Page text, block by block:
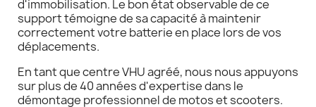
d'immobilisation. Le bon état observable de ce
support témoigne de sa capacité à maintenir
correctement votre batterie en place lors de vos
déplacements.
En tant que centre VHU agréé, nous nous appuyons
sur plus de 40 années d'expertise dans le
démontage professionnel de motos et scooters.